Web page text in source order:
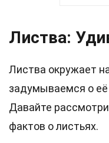
Листва:
Листва окружает
задумываемся о её
Давайте
фактов о листьях.